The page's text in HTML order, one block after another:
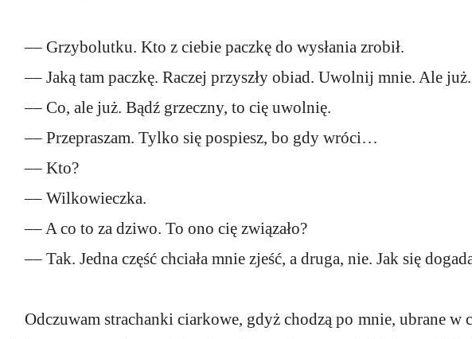
–– Grzybolutku. Kto z ciebie paczkę do wysłania zrobił.
–– Jaką tam paczkę. Raczej przyszły obiad. Uwolnij mnie. Ale już.
–– Co, ale już. Bądź grzeczny, to cię uwolnię.
–– Przepraszam. Tylko się pospiesz, bo gdy wróci…
–– Kto?
–– Wilkowieczka.
–– A co to za dziwo. To ono cię związało?
–– Tak. Jedna część chciała mnie zjeść, a druga, nie. Jak się
Odczuwam strachanki ciarkowe, gdyż chodzą po mnie, ubrane w